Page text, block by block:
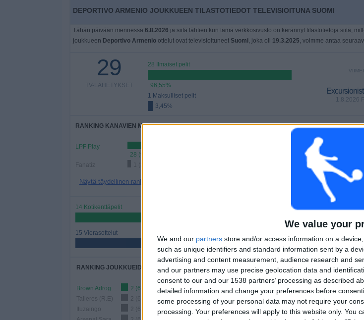
We value your
We and our partners store and/or access information on a
such as unique identifiers and standard information sent by a
advertising and content measurement, audience research and
and our partners may use precise geolocation data and
consent to our and our 1538 partners’ processing as described
detailed information and change your preferences before
some processing of your personal data may not require your
processing. Your preferences will apply to this website only. You
DEPORTIVO ARMENIO JOUKKUEEN TILASTOTIEDOT TELEVISIOITUNA SUOMI
Tähän päivään mennessä 6.8.2026 ja siitä lähtien kun tämä verkkosivusto on kerännyt tilastotietoja siitä,
joukkueen Deportivo Armenioottelut ovat televisioituneet Suomi, joka oli 19.3.2025, voimme antaa
29
TV-LÄHETYKSET
28 Ilmaiset pelit
96,55%
1 Maksulliset pelit
3,45%
1.8.2026
RANKING KANAVIEN MUKAAN
LPF Play
28 (96,55%)
Fanatiz
1 (3,45%)
Näytä täydellinen ranking
PELIT
0
PERÄKKÄISET
MAKSUPELIT
14 Kotikenttäpelit
15 Vierasottelut
51,72%
VS
YHTEENSÄ
2
KILPAILUT
RANKING JOUKKUEIDEN MUKAAN
Brown Adrogue
2 (6,9%)
Talleres (R.E)
2 (6,9%)
Ituzaingo
2 (6,9%)
RANKING KILPAILUJEN MUKAAN
Primera B
Copa Argentina
1 (3,45%)
Näytä täydellinen ranking